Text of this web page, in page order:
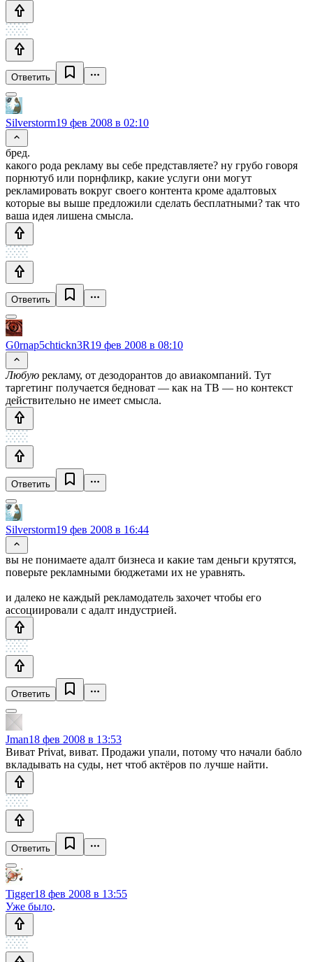
Ответить
Silverstorm19 фев 2008 в 02:10
бред.
какого рода рекламу вы себе представляете? ну грубо говоря
порнютуб или порнфликр, какие услуги они могут
рекламировать вокруг своего контента кроме адалтовых
которые вы выше предложили сделать бесплатными? так что
ваша идея лишена смысла.
Ответить
G0rnap5chtickn3R19 фев 2008 в 08:10
Любую рекламу, от дезодорантов до авиакомпаний. Тут
таргетинг получается бедноват — как на ТВ — но контекст
действительно не имеет смысла.
Ответить
Silverstorm19 фев 2008 в 16:44
вы не понимаете адалт бизнеса и какие там деньги крутятся,
поверьте рекламными бюджетами их не уравнять.
и далеко не каждый рекламодатель захочет чтобы его
ассоциировали с адалт индустрией.
Ответить
Jman18 фев 2008 в 13:53
Виват Privat, виват. Продажи упали, потому что начали бабло
вкладывать на суды, нет чтоб актёров по лучше найти.
Ответить
Tigger18 фев 2008 в 13:55
Уже было.